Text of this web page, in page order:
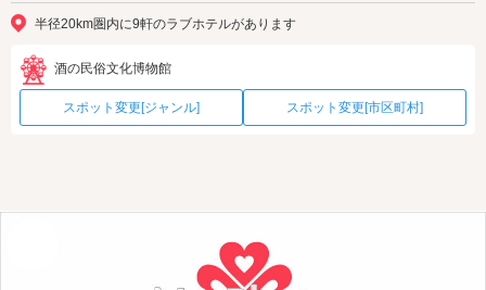
半径20km圏内に9軒のラブホテルがあります
酒の民俗文化博物館
スポット変更[ジャンル] スポット変更[市区町村]